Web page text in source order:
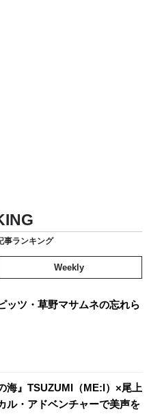
事ランキング
Weekly
ツ・草野マサムネの忘れら
海』TSUZUMI（ME:I）×尾上
ル・アドベンチャーで美声を